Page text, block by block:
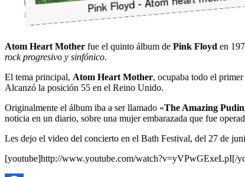
Atom Heart Mother fue el quinto álbum de Pink Floyd en
rock progresivo y sinfónico.
El tema principal, Atom Heart Mother, ocupaba todo el
Alcanzó la posición 55 en el Reino Unido.
Originalmente el álbum iba a ser llamado «The Amazing
noticia en un diario, sobre una mujer embarazada que fue
Les dejo el video del concierto en el Bath Festival, del 27 de
[youtube]http://www.youtube.com/watch?v=yVPwGExeLpI[/